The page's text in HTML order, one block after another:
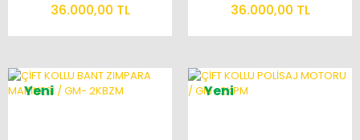
36.000,00 TL 36.000,00 TL
Yeni Yeni